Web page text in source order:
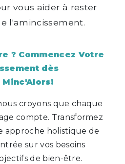
vous aider à rester
l'amincissement.
? Commencez Votre
dès
croyons que chaque
compte. Transformez
approche holistique de
sur vos besoins
de bien-être.